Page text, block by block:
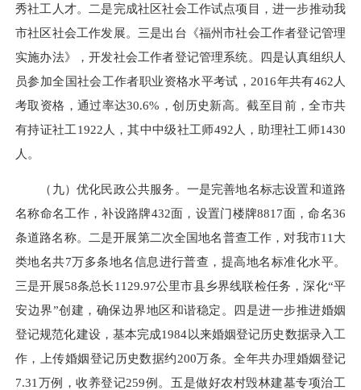
秀社工人才。二是完成社区社会工作试点项目，进一步推动我
市社区社会工作发展。三是出台《福州市社会工作者登记管理
实施办法》，开发社会工作者登记管理系统。四是认真组织人
员参加全国社会工作者职业资格水平考试，2016年共有462人
考取资格，通过率达30.6%，创历史新高。截至目前，全市共
有持证社工1922人，其中中级社工师492人，助理社工师1430
人。
（九）优化民政公共服务。 一是完善地名标志设置和道路
名称命名工作，补设路牌432面，设置门楼牌8817面，命名36
条道路名称。二是开展第二次全国地名普查工作，对我市11大
类地名共7万多条地名信息进行普查，提高地名标准化水平。
三是开展58条总长1129.97公里市县乡界线联检任务，深化“平
安边界”创建，确保边界地区和谐稳定。四是进一步推进婚姻
登记规范化建设，基本完成1984以来婚姻登记历史数据录入工
作，上传婚姻登记历史数据约200万条。全年共办理婚姻登记
7.31万例，收养登记259例。五是做好农村毁林建墓专项治工